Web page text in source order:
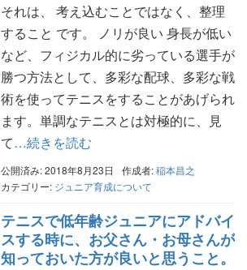
それは、 考え込むことではなく、整理
すること です。 ノリが良い 身長が低い
など、フィジカル的に劣っている選手が
勝つ方法として、多彩な配球、多彩な戦
術を使ってテニスをすることがあげられ
ます。単調なテニスとは対極的に、見
て…続きを読む
公開済み: 2018年8月23日 作成者:稲本昌之
カテゴリー: ジュニア育成について
テニスで低年齢ジュニアにアドバイ
スする時に、お父さん・お母さんが
知っておいた方が良いと思うこと。